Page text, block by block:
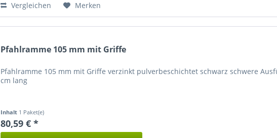
Vergleichen Merken
Pfahlramme 105 mm mit Griffe
Pfahlramme 105 mm mit Griffe verzinkt pulverbeschichtet schwarz schwere
cm lang
Inhalt 1 Paket(e)
80,59 € *